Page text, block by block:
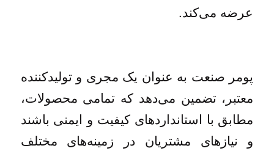
عرضه می‌کند.
پومر صنعت به عنوان یک مجری و تولیدکننده
معتبر، تضمین می‌دهد که تمامی محصولات،
مطابق با استانداردهای کیفیت و ایمنی باشند
و نیازهای مشتریان در زمینه‌های مختلف